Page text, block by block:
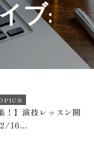
ブ:
！】演技レッスン開
16...